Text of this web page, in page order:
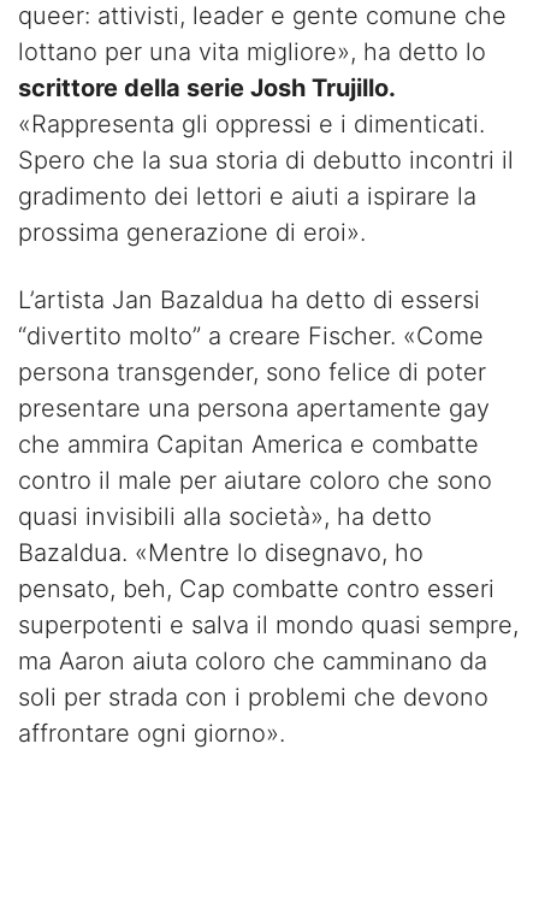
queer: attivisti, leader e gente comune che
lottano per una vita migliore», ha detto lo
scrittore della serie Josh Trujillo.
«Rappresenta gli oppressi e i dimenticati.
Spero che la sua storia di debutto incontri il
gradimento dei lettori e aiuti a ispirare la
prossima generazione di eroi».
L’artista Jan Bazaldua ha detto di essersi
“divertito molto” a creare Fischer. «Come
persona transgender, sono felice di poter
presentare una persona apertamente gay
che ammira Capitan America e combatte
contro il male per aiutare coloro che sono
quasi invisibili alla società», ha detto
Bazaldua. «Mentre lo disegnavo, ho
pensato, beh, Cap combatte contro esseri
superpotenti e salva il mondo quasi sempre,
ma Aaron aiuta coloro che camminano da
soli per strada con i problemi che devono
affrontare ogni giorno».